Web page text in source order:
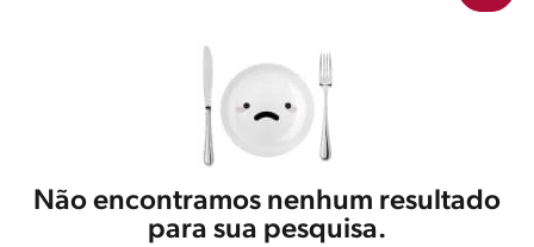
Não encontramos nenhum resultado
para sua pesquisa.